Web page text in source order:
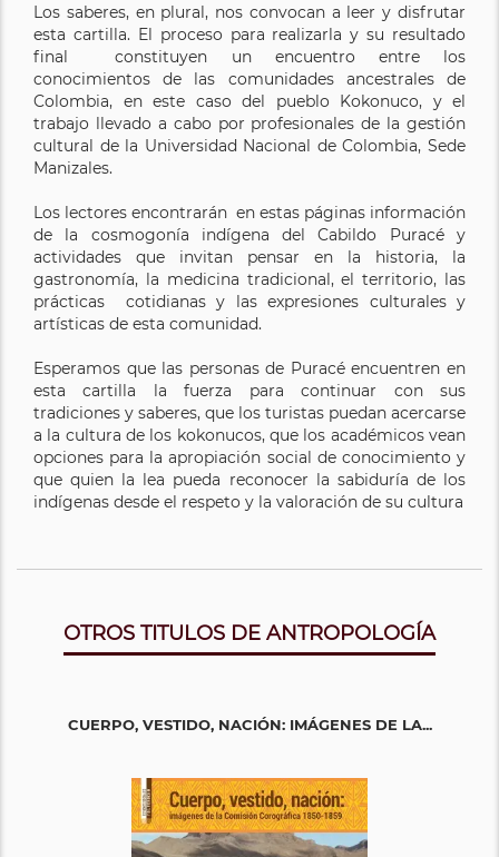
Los saberes, en plural, nos convocan a leer y disfrutar
esta cartilla. El proceso para realizarla y su resultado
final constituyen un encuentro entre los
conocimientos de las comunidades ancestrales de
Colombia, en este caso del pueblo Kokonuco, y el
trabajo llevado a cabo por profesionales de la gestión
cultural de la Universidad Nacional de Colombia, Sede
Manizales.
Los lectores encontrarán en estas páginas información
de la cosmogonía indígena del Cabildo Puracé y
actividades que invitan pensar en la historia, la
gastronomía, la medicina tradicional, el territorio, las
prácticas cotidianas y las expresiones culturales y
artísticas de esta comunidad.
Esperamos que las personas de Puracé encuentren en
esta cartilla la fuerza para continuar con sus
tradiciones y saberes, que los turistas puedan acercarse
a la cultura de los kokonucos, que los académicos vean
opciones para la apropiación social de conocimiento y
que quien la lea pueda reconocer la sabiduría de los
indígenas desde el respeto y la valoración de su cultura
OTROS TITULOS DE ANTROPOLOGÍA
CUERPO, VESTIDO, NACIÓN: IMÁGENES DE LA...